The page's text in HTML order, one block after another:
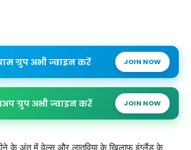
ग्रुप अभी ज्वाइन करें JOIN NOW
ग्रुप अभी ज्वाइन करें JOIN NOW
के अंत में वेल्स और लातविया के खिलाफ इंग्लैंड के